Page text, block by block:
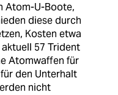
Atom-U-Boote,
diese durch
Kosten etwa
57 Trident
Atomwaffen für
den Unterhalt
nicht